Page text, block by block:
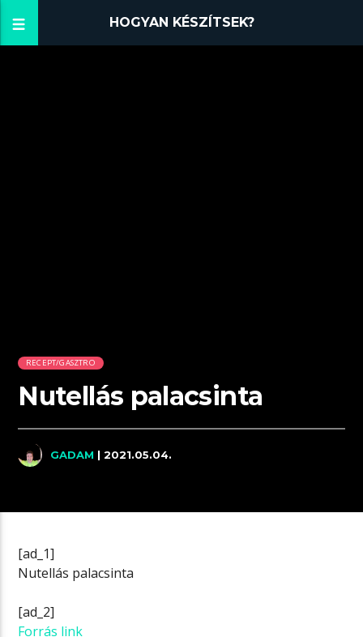
HOGYAN KÉSZÍTSEK?
RECEPT/GASZTRO
Nutellás palacsinta
GADAM | 2021.05.04.
[ad_1]
Nutellás palacsinta
[ad_2]
Forrás link